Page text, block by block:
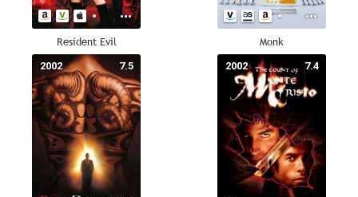
Resident Evil Monk
7.5
2002 7.4
2002